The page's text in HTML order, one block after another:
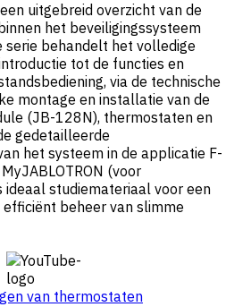
uitgebreid overzicht van de
het beveiligingssysteem
serie behandelt het volledige
tot de functies en
via de technische
montage en installatie van de
(JB-128N), thermostaten en
gedetailleerde
het systeem in de applicatie F-
(voor
ideaal studiemateriaal voor een
beheer van slimme
van thermostaten